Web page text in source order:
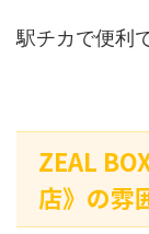
駅チカで便利
ZEAL
店》の雰